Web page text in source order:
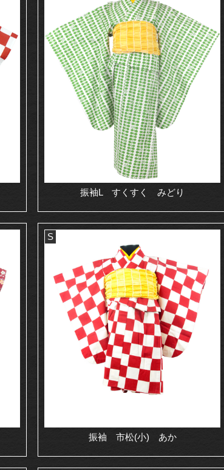
振袖L すくすく みどり
S
振袖 市松(小) あか